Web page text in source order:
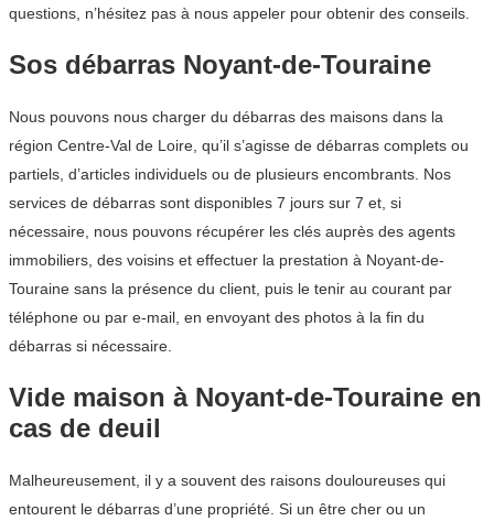
questions, n’hésitez pas à nous appeler pour obtenir des conseils.
Sos débarras Noyant-de-Touraine
Nous pouvons nous charger du débarras des maisons dans la
région Centre-Val de Loire, qu’il s’agisse de débarras complets ou
partiels, d’articles individuels ou de plusieurs encombrants. Nos
services de débarras sont disponibles 7 jours sur 7 et, si
nécessaire, nous pouvons récupérer les clés auprès des agents
immobiliers, des voisins et effectuer la prestation à Noyant-de-
Touraine sans la présence du client, puis le tenir au courant par
téléphone ou par e-mail, en envoyant des photos à la fin du
débarras si nécessaire.
Vide maison à Noyant-de-Touraine en
cas de deuil
Malheureusement, il y a souvent des raisons douloureuses qui
entourent le débarras d’une propriété. Si un être cher ou un